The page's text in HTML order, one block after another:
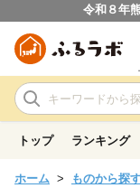
令和８年
トップ ランキング
ホーム ものから探